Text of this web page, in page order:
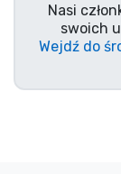
Nasi
swoich
Wejdź do